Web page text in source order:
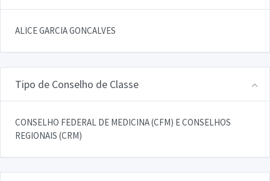
ALICE GARCIA GONCALVES
Tipo de Conselho de Classe
CONSELHO FEDERAL DE MEDICINA (CFM) E CONSELHOS
REGIONAIS (CRM)